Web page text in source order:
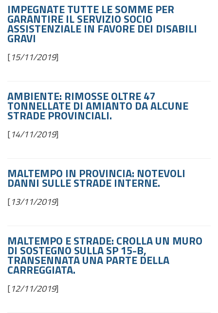
IMPEGNATE TUTTE LE SOMME PER
GARANTIRE IL SERVIZIO SOCIO
ASSISTENZIALE IN FAVORE DEI DISABILI
GRAVI
[15/11/2019]
AMBIENTE: RIMOSSE OLTRE 47
TONNELLATE DI AMIANTO DA ALCUNE
STRADE PROVINCIALI.
[14/11/2019]
MALTEMPO IN PROVINCIA: NOTEVOLI
DANNI SULLE STRADE INTERNE.
[13/11/2019]
MALTEMPO E STRADE: CROLLA UN MURO
DI SOSTEGNO SULLA SP 15-B,
TRANSENNATA UNA PARTE DELLA
CARREGGIATA.
[12/11/2019]